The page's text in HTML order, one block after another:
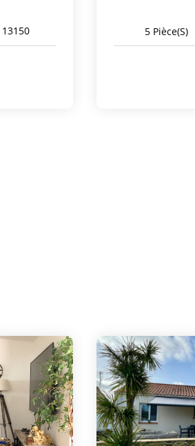
13150 5 Pièce(s)